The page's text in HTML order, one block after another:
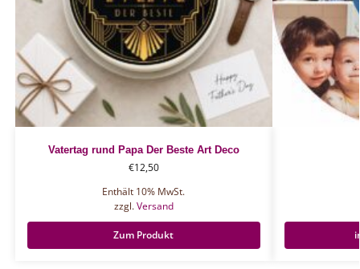
Vatertag rund Papa Der Beste Art Deco
€12,50
Enthält 10% MwSt.
zzgl.Versand
Zum Produkt